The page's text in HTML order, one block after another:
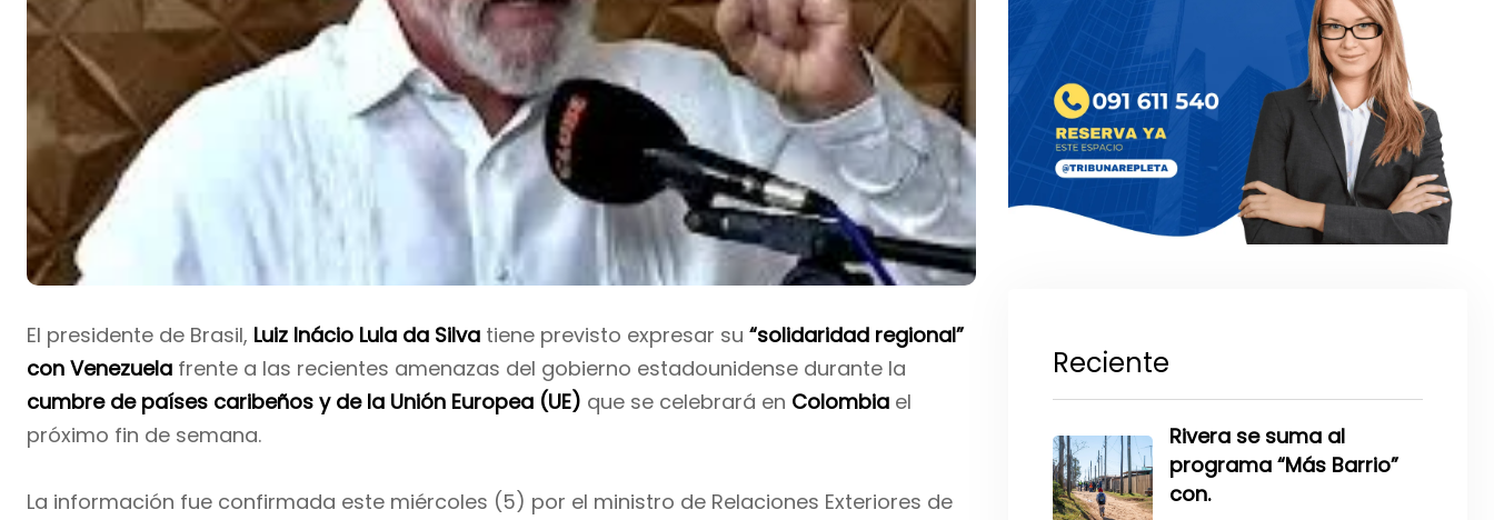
El presidente de Brasil, Luiz Inácio Lula da Silva tiene previsto expresar su “solidaridad regional”
con Venezuela frente a las recientes amenazas del gobierno estadounidense durante la
cumbre de países caribeños y de la Unión Europea (UE) que se celebrará en Colombia el
próximo fin de semana.
La información fue confirmada este miércoles (5) por el ministro de Relaciones Exteriores de
Reciente
Rivera se suma al
programa “Más Barrio”
con.